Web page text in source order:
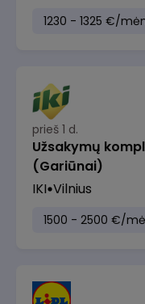
1230 - 1325 €/
prieš 1 d.
Užsakymų
(Gariūnai)
IKI Vilnius
1500 - 2500 €/